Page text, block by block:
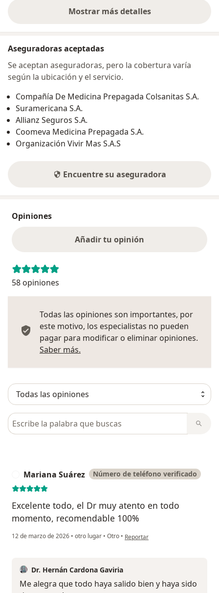
Mostrar más detalles
sobre la dirección
Aseguradoras aceptadas
Se aceptan aseguradoras, pero la cobertura varía
según la ubicación y el servicio.
Compañía De Medicina Prepagada Colsanitas S.A.
Suramericana S.A.
Allianz Seguros S.A.
Coomeva Medicina Prepagada S.A.
Organización Vivir Mas S.A.S
Encuentre su aseguradora
Opiniones
Añadir tu opinión
58 opiniones
Todas las opiniones son importantes, por
este motivo, los especialistas no pueden
pagar para modificar o eliminar opiniones.
Saber más.
Busca en opiniones
Mariana Suárez Número de teléfono verificado
Excelente todo, el Dr muy atento en todo
momento, recomendable 100%
12 de marzo de 2026 • otro lugar • Otro • en opinión del usuario Mariana
Reportar
Dr. Hernán Cardona Gaviria
Me alegra que todo haya salido bien y haya sido